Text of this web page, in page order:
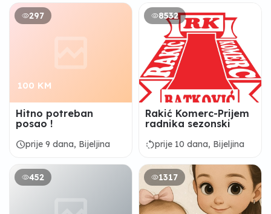
297
100 KM
Hitno potreban
posao !
scheduleprije 9 dana, Bijeljina
8532
Rakić Komerc-Prijem
radnika sezonski
rotate_leftprije 10 dana, Bijeljina
452 1317